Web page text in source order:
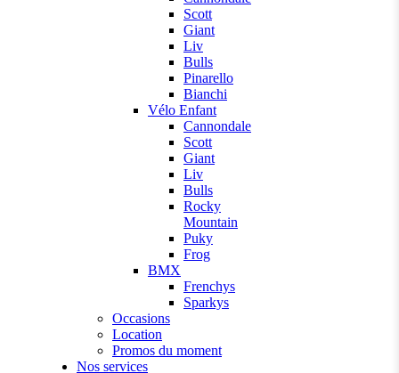
Scott
Giant
Liv
Bulls
Pinarello
Bianchi
Vélo Enfant
Cannondale
Scott
Giant
Liv
Bulls
Rocky
Mountain
Puky
Frog
BMX
Frenchys
Sparkys
Occasions
Location
Promos du moment
Nos services